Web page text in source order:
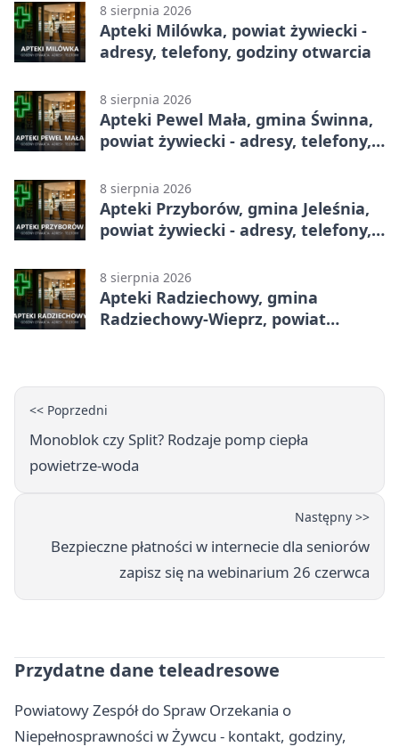
8 sierpnia 2026
Apteki Milówka, powiat żywiecki -
adresy, telefony, godziny otwarcia
8 sierpnia 2026
Apteki Pewel Mała, gmina Świnna,
powiat żywiecki - adresy, telefony,
8 sierpnia 2026
Apteki Przyborów, gmina Jeleśnia,
powiat żywiecki - adresy, telefony,
8 sierpnia 2026
Apteki Radziechowy, gmina
Radziechowy-Wieprz, powiat
<< Poprzedni
Monoblok czy Split? Rodzaje pomp ciepła
powietrze-woda
Następny >>
Bezpieczne płatności w internecie dla seniorów
zapisz się na webinarium 26 czerwca
Przydatne dane teleadresowe
Powiatowy Zespół do Spraw Orzekania o
Niepełnosprawności w Żywcu - kontakt, godziny,